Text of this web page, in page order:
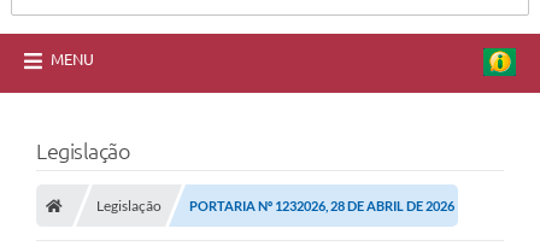
MENU
Legislação
Legislação PORTARIA Nº 1232026, 28 DE ABRIL DE 2026